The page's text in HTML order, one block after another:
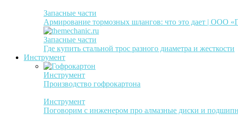
Запасные части
Армирование тормозных шлангов: что это дает | ООО
Запасные части
Где купить стальной трос разного диаметра и жесткости
Инструмент
Инструмент
Производство гофрокартона
Инструмент
Поговорим с инженером про алмазные диски и